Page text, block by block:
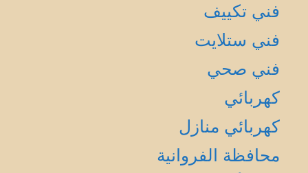
فني تكييف
فني ستلايت
فني صحي
كهربائي
كهربائي منازل
محافظة الفروانية